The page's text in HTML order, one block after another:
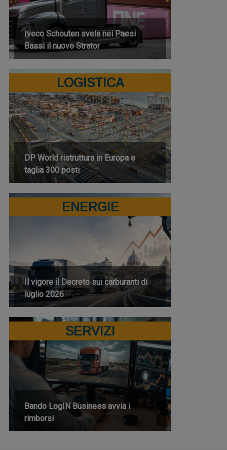
Iveco Schouten svela nei Paesi
Bassi il nuovo Strator
LOGISTICA
DP World ristruttura in Europa e
taglia 300 posti
ENERGIE
Il vigore il Decreto sui carburanti di
luglio 2026
SERVIZI
Bando LogIN Business avvia i
rimborsi